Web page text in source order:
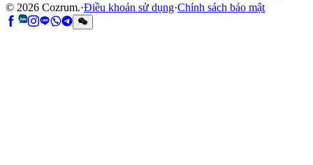
© 2026 Cozrum.·Điều khoản sử dụng·Chính sách bảo mật